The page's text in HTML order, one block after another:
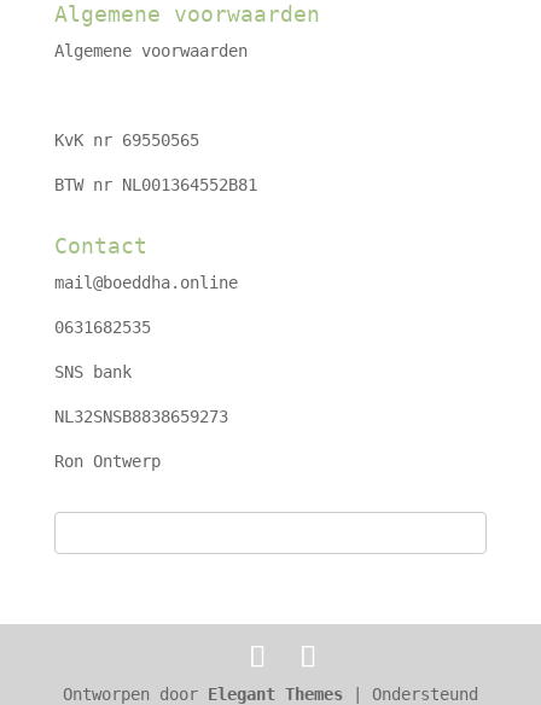
Algemene voorwaarden
Algemene voorwaarden
KvK nr 69550565
BTW nr NL001364552B81
Contact
mail@boeddha.online
0631682535
SNS bank
NL32SNSB8838659273
Ron Ontwerp
Ontworpen door Elegant Themes| Ondersteund